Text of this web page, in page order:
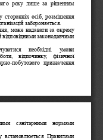
року  лише  за  рішенням
осіб, розміщення
забороняється.
може надавати за окрему
відповідними законодавчими
необхідні
відпочинку,  фізичної
-побутового  призначення
з  чинними  санітарними
встановлюється  Правилами